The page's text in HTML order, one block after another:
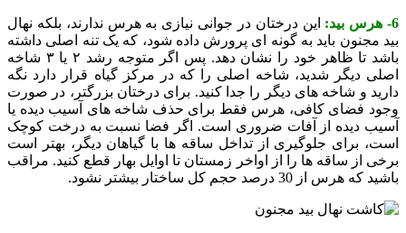
6- هرس بید:
این درختان در جوانی نیازی به هرس ندارند، بلکه نهال
بید مجنون باید به گونه ای پرورش داده شود، که یک تنه اصلی داشته
باشد تا ظاهر خود را نشان دهد.
پس اگر متوجه رشد ۲ یا ۳ شاخه
اصلی دیگر شدید، شاخه اصلی را که در مرکز گیاه قرار دارد نگه
دارید و شاخه های دیگر را جدا کنید. برای درختان بزرگتر، در صورت
وجود فضای کافی، هرس فقط برای حذف شاخه های آسیب دیده یا
آسیب دیده از آفات ضروری است. اگر فضا نسبت به درخت کوچک
است، برای جلوگیری از تداخل ساقه ها با گیاهان دیگر، بهتر است
برخی از ساقه ها را از اواخر زمستان تا اوایل بهار قطع کنید. مراقب
باشید که هرس از 30 درصد حجم کل ساختار بیشتر نشود.